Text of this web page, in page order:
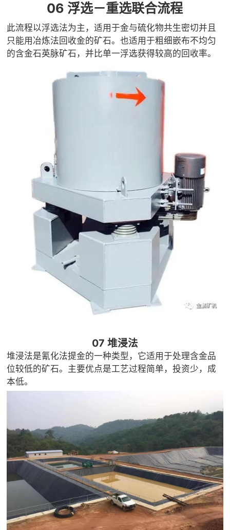
06 浮选－重选联合流程
此流程以浮选法为主，适用于金与硫化物共生密切并且
只能用冶炼法回收金的矿石。也适用于粗细嵌布不均匀
的含金石英脉矿石，并比单一浮选获得较高的回收率。
07 堆浸法
堆浸法是氰化法提金的一种类型，它适用于处理含金品
位较低的矿石。主要优点是工艺过程简单，投资少，成
本低。